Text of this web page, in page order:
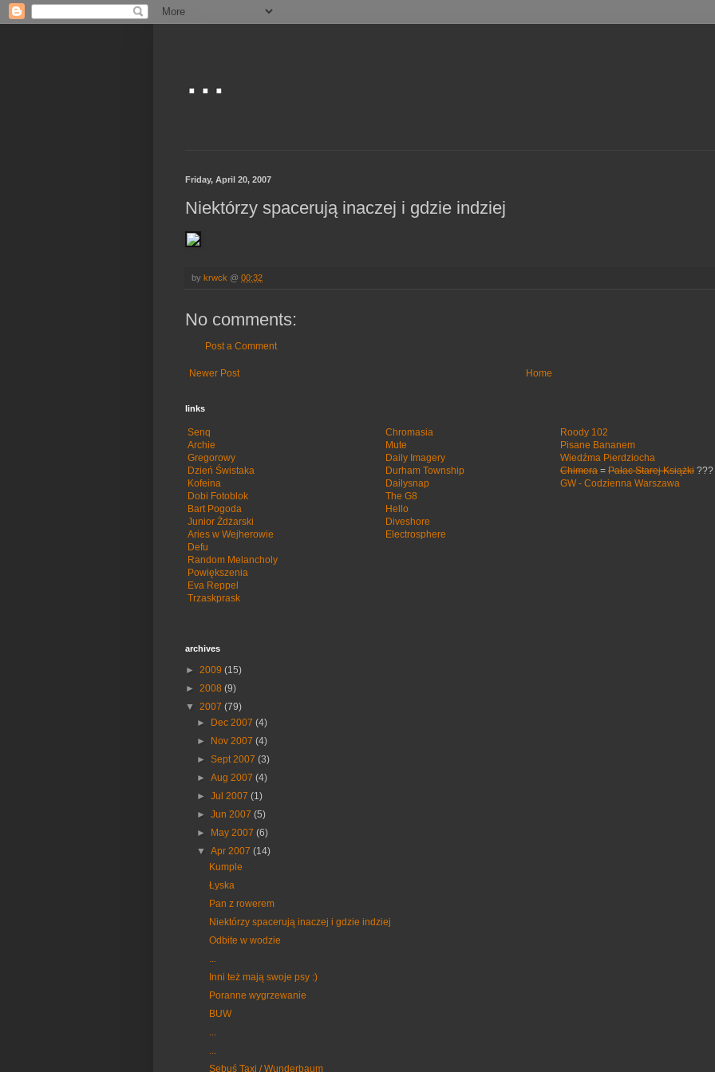
...
Friday, April 20, 2007
Niektórzy spacerują inaczej i gdzie indziej
by krwck @ 00:32
No comments:
Post a Comment
Newer Post Home
links
Senq
Archie
Gregorowy
Dzień Świstaka
Kofeina
Dobi Fotoblok
Bart Pogoda
Junior Żdżarski
Aries w Wejherowie
Defu
Random Melancholy
Powiększenia
Eva Reppel
Trzaskprask
Chromasia
Mute
Daily Imagery
Durham Township
Dailysnap
The G8
Hello
Diveshore
Electrosphere
Roody 102
Pisane Bananem
Wiedźma Pierdziocha
Chimera = Pałac Starej Książki ???
GW - Codzienna Warszawa
archives
► 2009 (15)
► 2008 (9)
▼ 2007 (79)
► Dec 2007(4)
► Nov 2007(4)
►Sept 2007(3)
►Aug 2007(4)
►Jul 2007(1)
►Jun 2007(5)
► May 2007(6)
▼Apr 2007(14)
Kumple
Łyska
Pan z rowerem
Niektórzy spacerują inaczej i gdzie indziej
Odbite w wodzie
Inni też mają swoje psy :)
Poranne wygrzewanie
BUW
Sebuś Taxi / Wunderbaum